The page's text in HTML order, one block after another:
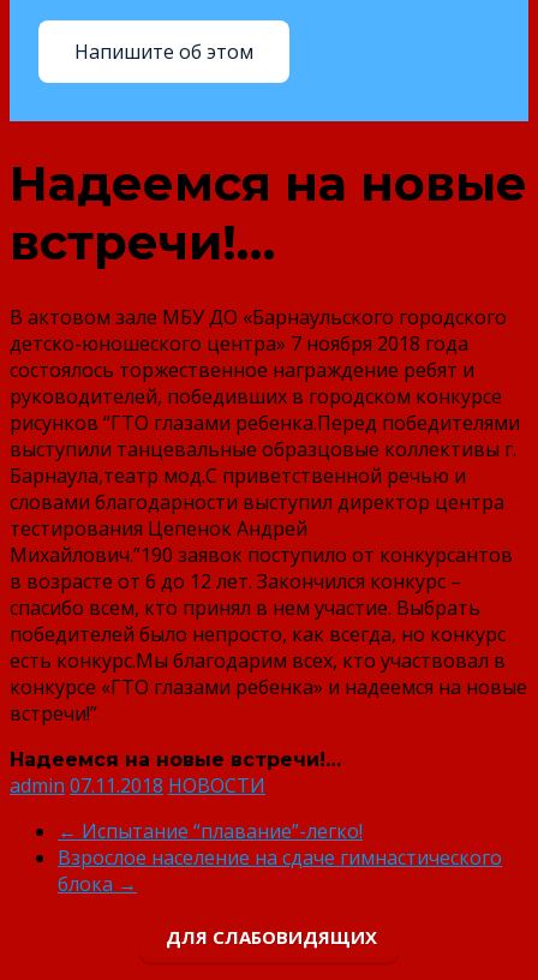
Напишите об этом
Надеемся на новые
встречи!…
В актовом зале МБУ ДО «Барнаульского городского
детско-юношеского центра» 7 ноября 2018 года
состоялось торжественное награждение ребят и
руководителей, победивших в городском конкурсе
рисунков “ГТО глазами ребенка.Перед победителями
выступили танцевальные образцовые коллективы г.
Барнаула,театр мод.С приветственной речью и
словами благодарности выступил директор центра
тестирования Цепенок Андрей
Михайлович.”190 заявок поступило от конкурсантов
в возрасте от 6 до 12 лет. Закончился конкурс –
спасибо всем, кто принял в нем участие. Выбрать
победителей было непросто, как всегда, но конкурс
есть конкурс.Мы благодарим всех, кто участвовал в
конкурсе «ГТО глазами ребенка» и надеемся на новые
встречи!”
Надеемся на новые встречи!…
admin 07.11.2018 НОВОСТИ
← Испытание “плавание”-легко!
Взрослое население на сдаче гимнастического
блока →
ДЛЯ СЛАБОВИДЯЩИХ